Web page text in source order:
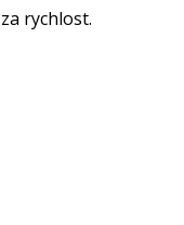
rychlost.